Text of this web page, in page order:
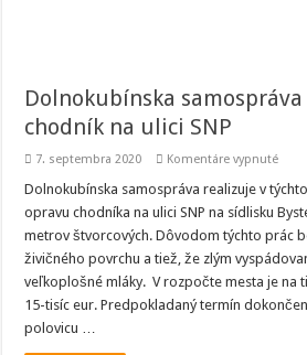
Dolnokubínska
chodník na ulici SNP
7. septembra 2020 Komentáre vypnuténa
na
ulici
SNP
Dolnokubínska samospráva realizuje v
opravu chodníka na ulici SNP na sídlisku
metrov štvorcových. Dôvodom týchto prác
živičného povrchu a tiež, že zlým
veľkoplošné mláky. V rozpočte mesta je na
15-tisíc eur. Predpokladaný termín
polovicu …